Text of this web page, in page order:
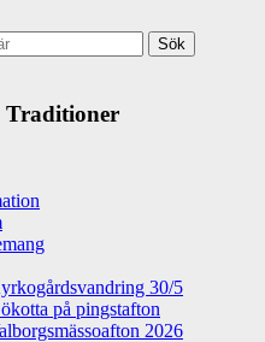
Traditioner
30/5
på pingstafton
2026